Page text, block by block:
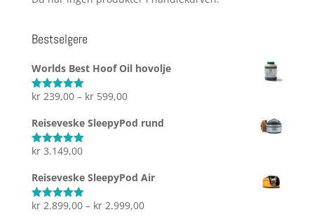
Bestselgere
Worlds Best Hoof Oil hovolje
Vurdert5.00
kr239,00 – kr599,00Prisområde:
Reiseveske SleepyPod rund
Vurdert5.00
kr3.149,00
Reiseveske SleepyPod Air
Vurdert5.00
kr2.899,00 – kr2.999,00Prisområde: